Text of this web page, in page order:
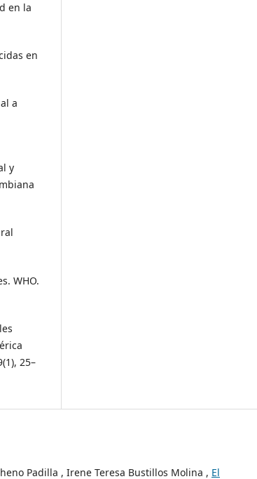
en la
en
a
y
WHO.
25–
Padilla , Irene Teresa Bustillos Molina , El